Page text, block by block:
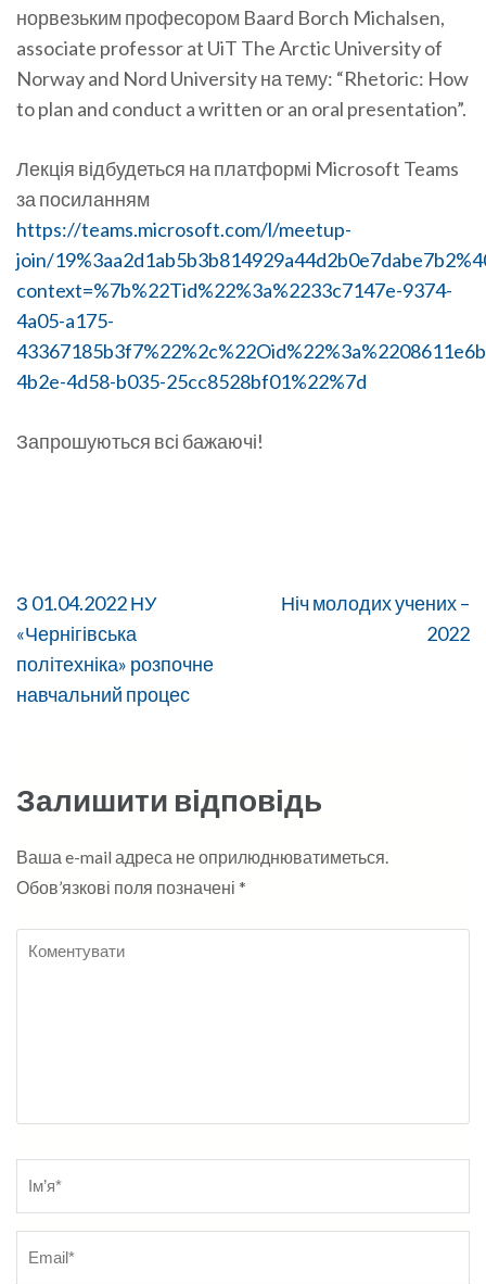
норвезьким професором Baard Borch Michalsen,
associate professor at UiT The Arctic University of
Norway and Nord University на тему: “Rhetoric: How
to plan and conduct a written or an oral presentation”.
Лекція відбудеться на платформі Microsoft Teams
за посиланням
https://teams.microsoft.com/l/meetup-
join/
context=%7b%22Tid%22%3a%2233c7147e-9374-
4a05-a175-
4b2e-4d58-b035-25cc8528bf01%22%7d
Запрошуються всі бажаючі!
Навігація
записів
З 01.04.2022 НУ
«Чернігівська
політехніка» розпочне
навчальний процес
Ніч молодих учених –
2022
Залишити відповідь
Ваша e-mail адреса не оприлюднюватиметься.
Обов’язкові поля позначені *
Коментувати